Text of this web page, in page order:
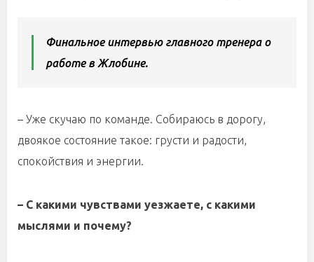
Финальное интервью главного тренера о
работе в Жлобине.
– Уже скучаю по команде. Собираюсь в дорогу,
двоякое состояние такое: грусти и радости,
спокойствия и энергии.
– С какими чувствами уезжаете, с какими
мыслями и почему?